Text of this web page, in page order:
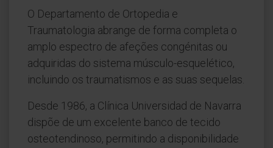
O Departamento de Ortopedia e
Traumatologia abrange de forma completa o
amplo espectro de afeções congénitas ou
adquiridas do sistema músculo-esquelético,
incluindo os traumatismos e as suas sequelas.
Desde 1986, a Clínica Universidad de Navarra
dispõe de um excelente banco de tecido
osteotendinoso, permitindo a disponibilidade